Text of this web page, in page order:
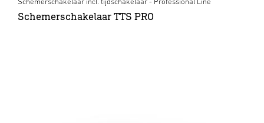
Schemerschakelaar TTS PRO